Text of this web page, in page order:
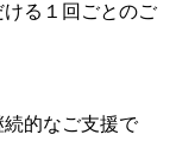
る１回ごとのご
的なご支援で